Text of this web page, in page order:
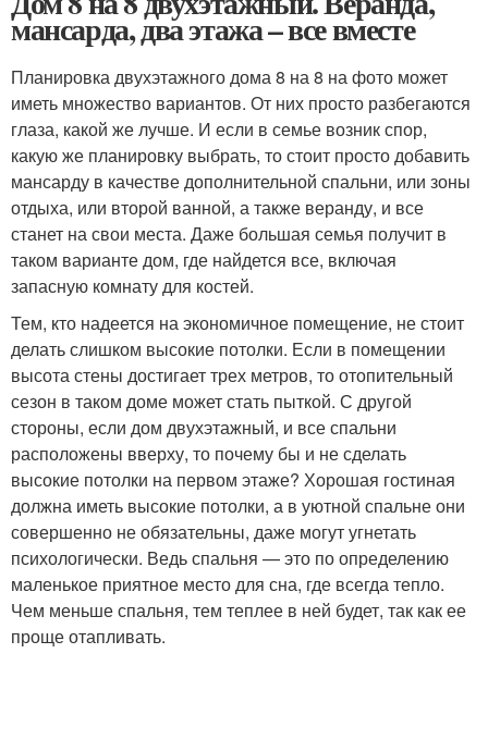
мансарда, два этажа – все вместе
Планировка двухэтажного дома 8 на 8 на фото может
иметь множество вариантов. От них просто разбегаются
глаза, какой же лучше. И если в семье возник спор,
какую же планировку выбрать, то стоит просто добавить
мансарду в качестве дополнительной спальни, или зоны
отдыха, или второй ванной, а также веранду, и все
станет на свои места. Даже большая семья получит в
таком варианте дом, где найдется все, включая
запасную комнату для костей.
Тем, кто надеется на экономичное помещение, не стоит
делать слишком высокие потолки. Если в помещении
высота стены достигает трех метров, то отопительный
сезон в таком доме может стать пыткой. С другой
стороны, если дом двухэтажный, и все спальни
расположены вверху, то почему бы и не сделать
высокие потолки на первом этаже? Хорошая гостиная
должна иметь высокие потолки, а в уютной спальне они
совершенно не обязательны, даже могут угнетать
психологически. Ведь спальня — это по определению
маленькое приятное место для сна, где всегда тепло.
Чем меньше спальня, тем теплее в ней будет, так как ее
проще отапливать.